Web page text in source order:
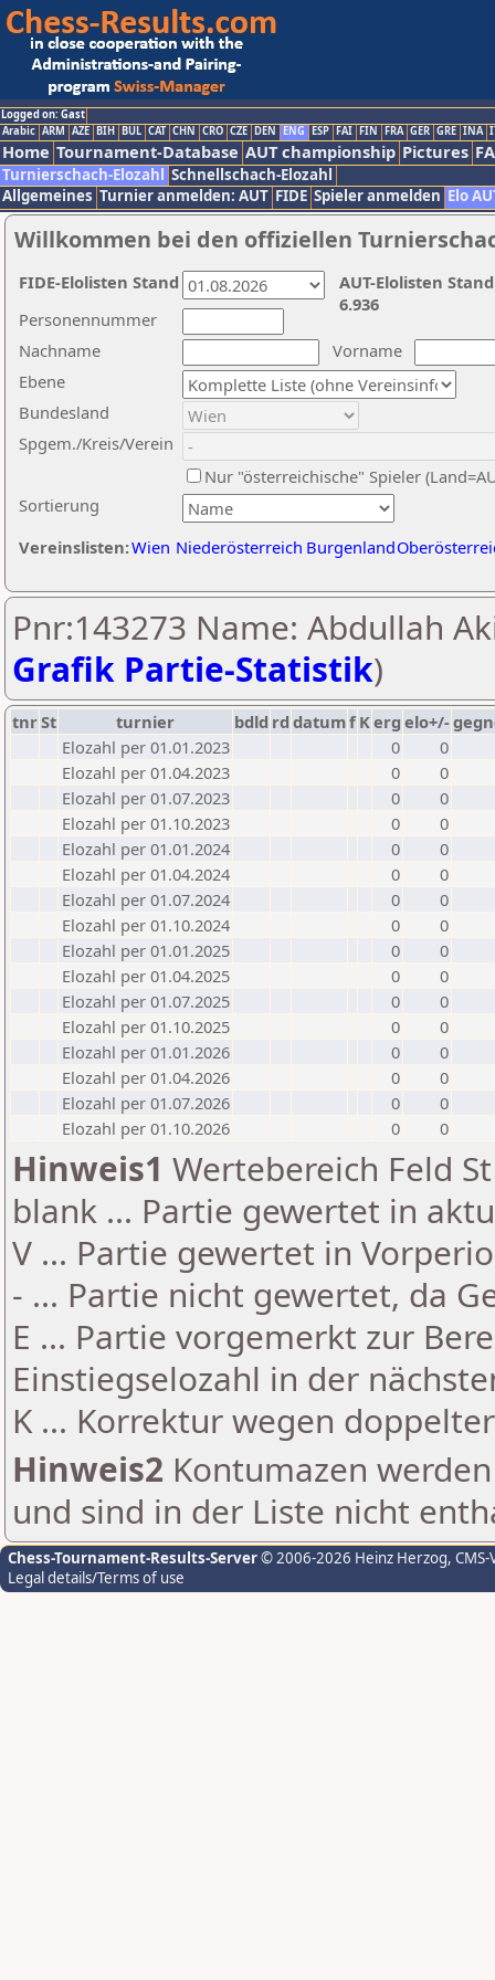
Logged on: Gast
Arabic ARM AZE BIH BUL CAT CHN CRO CZE DEN ENG ESP FAI FIN FRA GER GRE INA
Home Tournament-Database AUT championship Pictures
Turnierschach-Elozahl Schnellschach-Elozahl
Allgemeines Turnier anmelden: AUT FIDE Spieler anmelden Elo
Willkommen bei den offiziellen
Nachname
Vorname
Ebene
Sortierung
Personennummer
Bundesland
Spgem./Kreis/Verein
Nur "österreichische" Spieler
Vereinslisten:Wien Niederösterreich Burgenland
AUT-Elolisten
6.936
FIDE-Elolisten Stand
Pnr:143273 Name: Abdullah
Grafik Partie-Statistik)
tnrSt turnier bdld rd datumf Kerg elo+/-
Elozahl per 01.01.2023
0
0
Elozahl per 01.04.2023
0
0
Elozahl per 01.07.2023
0
0
Elozahl per 01.10.2023
0
0
Elozahl per 01.01.2024
0
0
Elozahl per 01.04.2024
0
0
Elozahl per 01.07.2024
0
0
Elozahl per 01.10.2024
0
0
Elozahl per 01.01.2025
0
0
Elozahl per 01.04.2025
0
0
Elozahl per 01.07.2025
0
0
Elozahl per 01.10.2025
0
0
Elozahl per 01.01.2026
0
0
Elozahl per 01.04.2026
0
0
Elozahl per 01.07.2026
0
0
Elozahl per 01.10.2026
0 0
Hinweis1 Wertebereich Feld
blank ... Partie gewertet in
V ... Partie gewertet in
- ... Partie nicht gewertet, da
E ... Partie vorgemerkt zur
Einstiegselozahl in der
K ... Korrektur wegen
Hinweis2 Kontumazen
und sind in der Liste nicht
Chess-Tournament-Results-Server© 2006-2026 Heinz Herzog,
Legal details/Terms of use